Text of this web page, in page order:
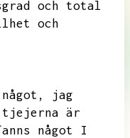
och total
och
jag
tjejerna är
något I